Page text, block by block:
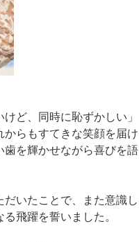
ど、同時に恥ずかしい」
らもすてきな笑顔を届け
歯を輝かせながら喜びを語
いたことで、また意識し
飛躍を誓いました。